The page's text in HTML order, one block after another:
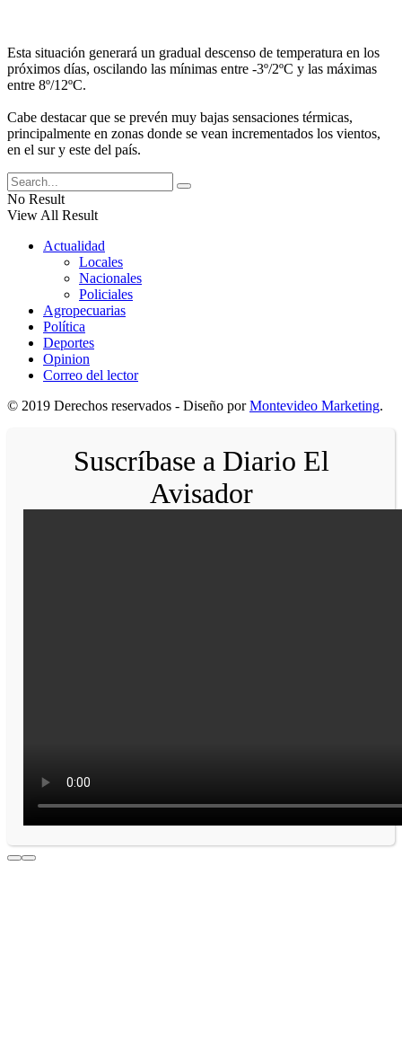
Esta situación generará un gradual descenso de temperatura en los
próximos días, oscilando las mínimas entre -3º/2ºC y las máximas
entre 8º/12ºC.
Cabe destacar que se prevén muy bajas sensaciones térmicas,
principalmente en zonas donde se vean incrementados los vientos,
en el sur y este del país.
No Result
View All Result
Actualidad
Locales
Nacionales
Policiales
Agropecuarias
Política
Deportes
Opinion
Correo del lector
© 2019 Derechos reservados - Diseño porMontevideo Marketing.
Suscríbase a Diario El
Avisador